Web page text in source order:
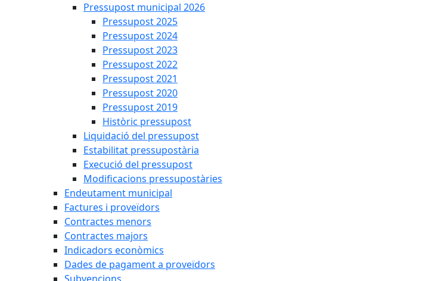
Pressupost municipal 2026
Pressupost 2025
Pressupost 2024
Pressupost 2023
Pressupost 2022
Pressupost 2021
Pressupost 2020
Pressupost 2019
Històric pressupost
Liquidació del pressupost
Estabilitat pressupostària
Execució del pressupost
Modificacions pressupostàries
Endeutament municipal
Factures i proveïdors
Contractes menors
Contractes majors
Indicadors econòmics
Dades de pagament a proveïdors